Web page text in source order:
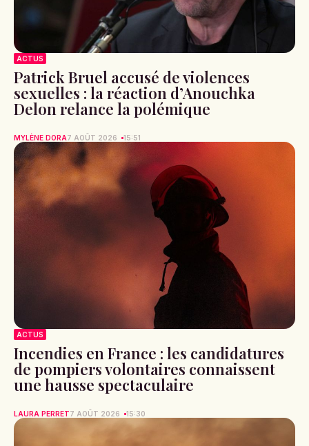
ACTUS
Patrick Bruel accusé de violences
sexuelles : la réaction d’Anouchka
Delon relance la polémique
MYLÈNE DORA7 AOÛT 2026 15:51
ACTUS
Incendies en France : les candidatures
de pompiers volontaires connaissent
une hausse spectaculaire
LAURA PERRET7 AOÛT 2026 15:30